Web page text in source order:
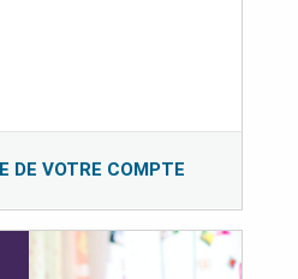
DE VOTRE COMPTE